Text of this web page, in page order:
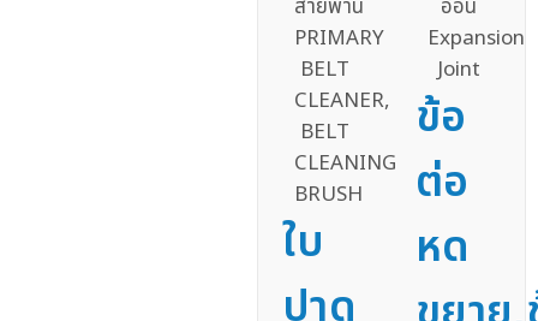
ใบ
ปาด
ข้อ
ต่อ
หด